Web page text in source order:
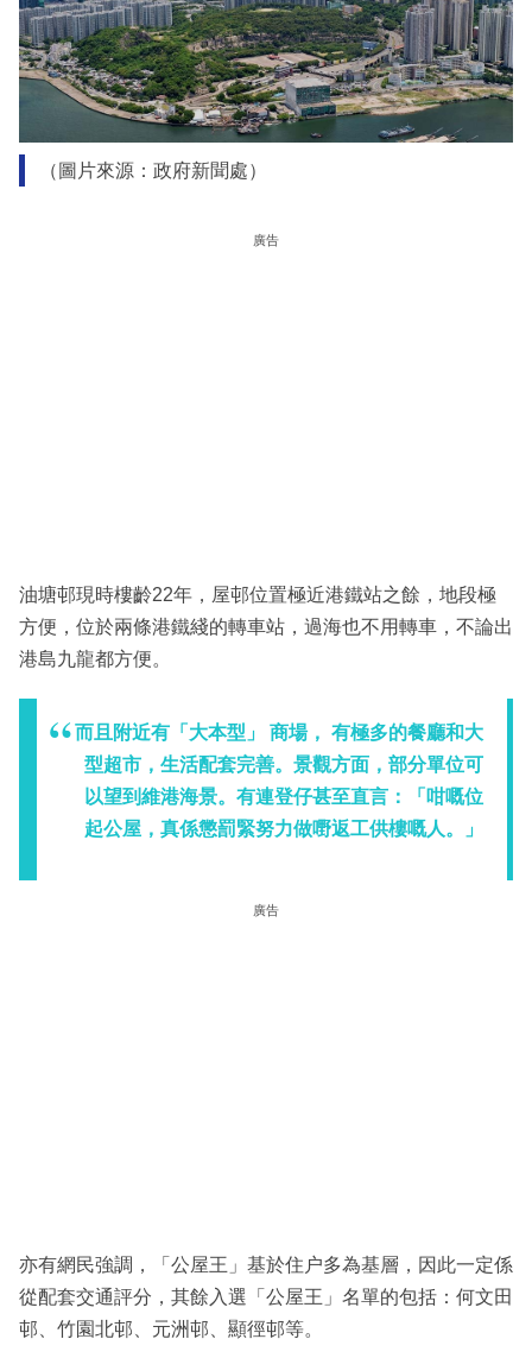
（圖片來源：政府新聞處）
廣告
油塘邨現時樓齡22年，屋邨位置極近港鐵站之餘，地段極
方便，位於兩條港鐵綫的轉車站，過海也不用轉車，不論出
港島九龍都方便。
而且附近有「大本型」 商場， 有極多的餐廳和大
型超市，生活配套完善。景觀方面，部分單位可
以望到維港海景。有連登仔甚至直言：「咁嘅位
起公屋，真係懲罰緊努力做嘢返工供樓嘅人。」
廣告
亦有網民強調，「公屋王」基於住户多為基層，因此一定係
從配套交通評分，其餘入選「公屋王」名單的包括：何文田
邨、竹園北邨、元洲邨、顯徑邨等。